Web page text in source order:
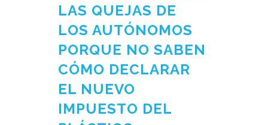
LAS QUEJAS DE
LOS AUTÓNOMOS
PORQUE NO SABEN
CÓMO DECLARAR
EL NUEVO
IMPUESTO DEL